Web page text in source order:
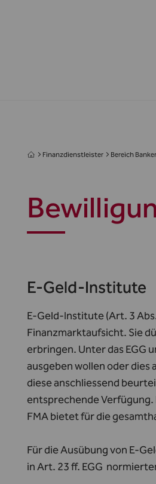
Finanzdienstleister Bereich
E-Geld-Institute
E-Geld-Institute (Art. 3
Finanzmarktaufsicht. Sie
erbringen. Unter das EGG
ausgeben wollen oder dies
diese anschliessend
entsprechende
FMA bietet für die
Für die Ausübung von E-
inArt. 23 ff. EGG